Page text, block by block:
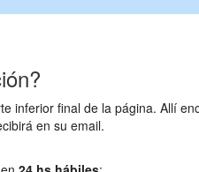
inferior final de la página. Allí
en su email.